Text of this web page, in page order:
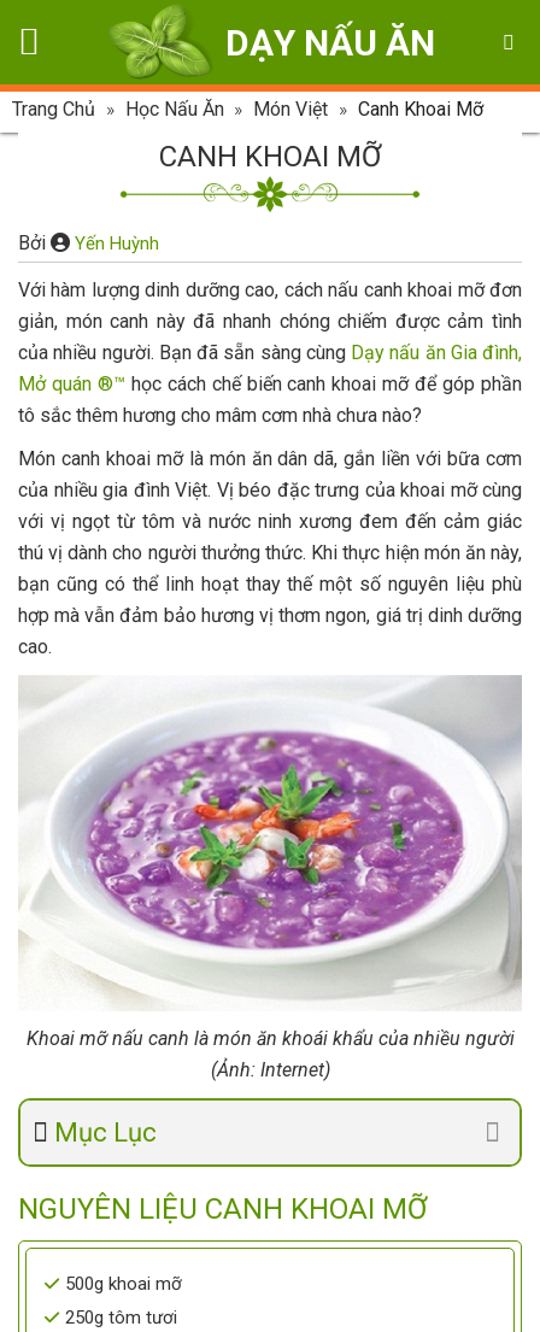
DẠY NẤU ĂN
Trang Chủ » Học Nấu Ăn » Món Việt » Canh Khoai Mỡ
CANH KHOAI MỠ
Bởi Yến Huỳnh
Với hàm lượng dinh dưỡng cao, cách nấu canh khoai mỡ đơn
giản, món canh này đã nhanh chóng chiếm được cảm tình
của nhiều người. Bạn đã sẵn sàng cùng Dạy nấu ăn Gia đình,
Mở quán ®™ học cách chế biến canh khoai mỡ để góp phần
tô sắc thêm hương cho mâm cơm nhà chưa nào?
Món canh khoai mỡ là món ăn dân dã, gắn liền với bữa cơm
của nhiều gia đình Việt. Vị béo đặc trưng của khoai mỡ cùng
với vị ngọt từ tôm và nước ninh xương đem đến cảm giác
thú vị dành cho người thưởng thức. Khi thực hiện món ăn này,
bạn cũng có thể linh hoạt thay thế một số nguyên liệu phù
hợp mà vẫn đảm bảo hương vị thơm ngon, giá trị dinh dưỡng
cao.
Khoai mỡ nấu canh là món ăn khoái khẩu của nhiều người
(Ảnh: Internet)
Mục Lục
NGUYÊN LIỆU CANH KHOAI MỠ
500g khoai mỡ
250g tôm tươi